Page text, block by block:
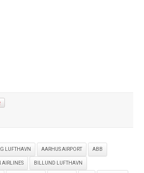
LUFTHAVN AARHUS AIRPORT ABB
AIRLINES BILLUND LUFTHAVN